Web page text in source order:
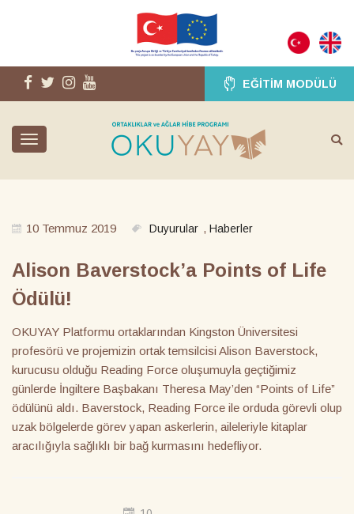
EĞITIM MODÜLÜ
Toggle
10 Temmuz 2019 Duyurular , Haberler
Alison Baverstock’a Points of Life
Ödülü!
OKUYAY Platformu ortaklarından Kingston Üniversitesi
profesörü ve projemizin ortak temsilcisi Alison Baverstock,
kurucusu olduğu Reading Force oluşumuyla geçtiğimiz
günlerde İngiltere Başbakanı Theresa May’den “Points of Life”
ödülünü aldı. Baverstock, Reading Force ile orduda görevli olup
uzak bölgelerde görev yapan askerlerin, aileleriyle kitaplar
aracılığıyla sağlıklı bir bağ kurmasını hedefliyor.